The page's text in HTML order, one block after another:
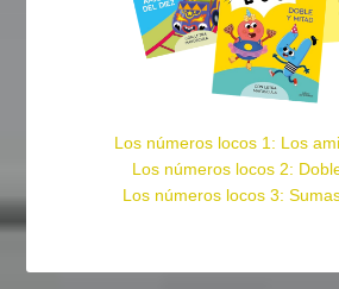
Los números locos 1: Los
Los números locos 2:
Los números locos 3: